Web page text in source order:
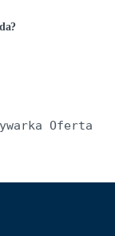
Oferta